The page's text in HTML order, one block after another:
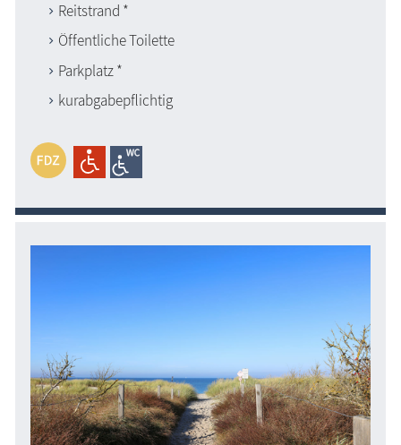
Reitstrand *
Öffentliche Toilette
Parkplatz *
kurabgabepflichtig